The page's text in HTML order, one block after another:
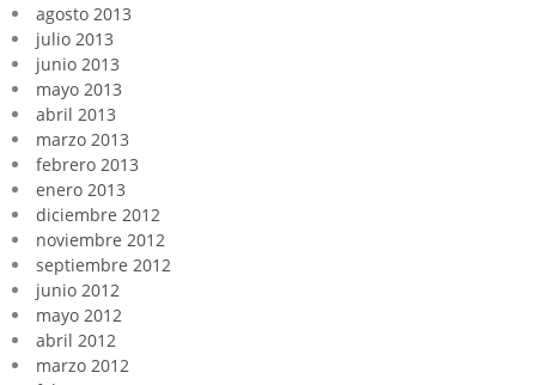
agosto 2013
julio 2013
junio 2013
mayo 2013
abril 2013
marzo 2013
febrero 2013
enero 2013
diciembre 2012
noviembre 2012
septiembre 2012
junio 2012
mayo 2012
abril 2012
marzo 2012